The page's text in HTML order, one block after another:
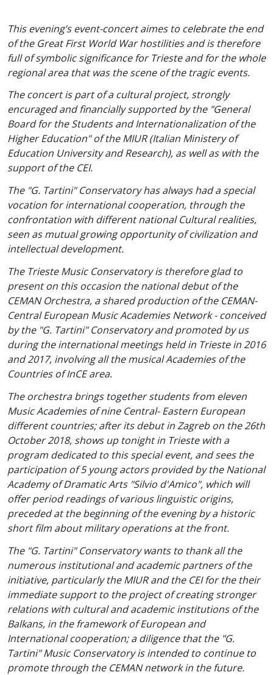
This evening’s event-concert aimes to celebrate the end
of the Great First World War hostilities and is therefore
full of symbolic significance for Trieste and for the whole
regional area that was the scene of the tragic events.
The concert is part of a cultural project, strongly
encuraged and financially supported by the "General
Board for the Students and Internationalization of the
Higher Education" of the MIUR (Italian Ministery of
Education University and Research), as well as with the
support of the CEI.
The "G. Tartini" Conservatory has always had a special
vocation for international cooperation, through the
confrontation with different national Cultural realities,
seen as mutual growing opportunity of civilization and
intellectual development.
The Trieste Music Conservatory is therefore glad to
present on this occasion the national debut of the
CEMAN Orchestra, a shared production of the CEMAN-
Central European Music Academies Network - conceived
by the "G. Tartini" Conservatory and promoted by us
during the international meetings held in Trieste in 2016
and 2017, involving all the musical Academies of the
Countries of InCE area.
The orchestra brings together students from eleven
Music Academies of nine Central- Eastern European
different countries; after its debut in Zagreb on the 26th
October 2018, shows up tonight in Trieste with a
program dedicated to this special event, and sees the
participation of 5 young actors provided by the National
Academy of Dramatic Arts "Silvio d'Amico", which will
offer period readings of various linguistic origins,
preceded at the beginning of the evening by a historic
short film about military operations at the front.
The "G. Tartini" Conservatory wants to thank all the
numerous institutional and academic partners of the
initiative, particularly the MIUR and the CEI for the their
immediate support to the project of creating stronger
relations with cultural and academic institutions of the
Balkans, in the framework of European and
International cooperation; a diligence that the "G.
Tartini" Music Conservatory is intended to continue to
promote through the CEMAN network in the future.